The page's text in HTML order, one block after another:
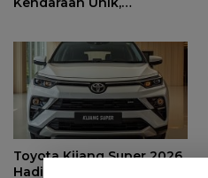
Toyota Kijang Super 2026
Hadir Lebih Modern